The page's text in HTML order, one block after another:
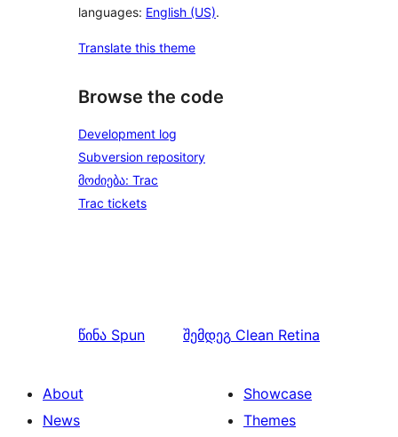
languages: English (US).
Translate this theme
Browse the code
Development log
Subversion repository
მოძიება: Trac
Trac tickets
წინა Spun შემდეგ Clean Retina
About
News
Showcase
Themes